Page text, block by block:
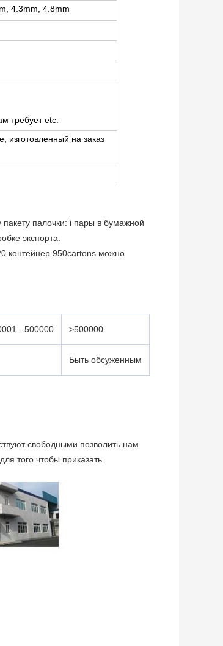
4.3mm, 4.8mm
требует etc.
изготовленный на заказ
пакету палочки: i пары в бумажной
экспорта.
контейнер 950cartons можно
- 500000 >500000
Быть обсуженным
свободными позволить нам
того чтобы приказать.